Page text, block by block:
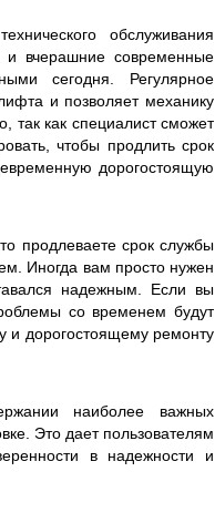
обслуживания
и вчерашние современные
сегодня. Регулярное
и позволяет механику
так как специалист сможет
чтобы продлить срок
дорогостоящую
продлеваете срок службы
Иногда вам просто нужен
надежным. Если вы
со временем будут
и дорогостоящему ремонту
наиболее важных
Это дает пользователям
в надежности и